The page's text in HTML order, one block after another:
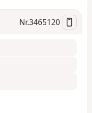
Nr.3465120